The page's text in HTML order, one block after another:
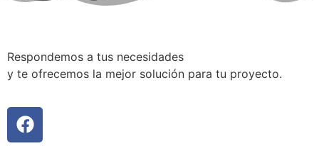
Respondemos a tus necesidades
y te ofrecemos la mejor solución para tu proyecto.